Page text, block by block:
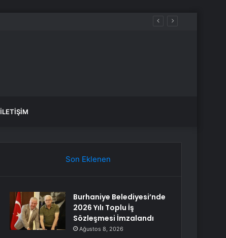
İLETIŞIM
Son Eklenen
Burhaniye Belediyesi’nde
2026 Yılı Toplu İş
Sözleşmesi İmzalandı
Ağustos 8, 2026